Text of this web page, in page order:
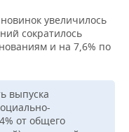
увеличилось
сократилось
и на 7,6% по
выпуска
от общего